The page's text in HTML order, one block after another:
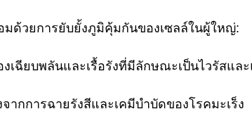
ด้วยการยับยั้งภูมิคุ้มกันของเซลล์ในผู้ใหญ่:
เฉียบพลันและเรื้อรังที่มีลักษณะเป็นไวรัสแล
ากการฉายรังสีและเคมีบำบัดของโรคมะเร็ง